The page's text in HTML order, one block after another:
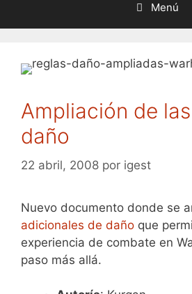
Menú
Ampliación de
daño
22 abril, 2008 por igest
Nuevo documento donde se
adicionales de daño que
experiencia de combate en
paso más allá.